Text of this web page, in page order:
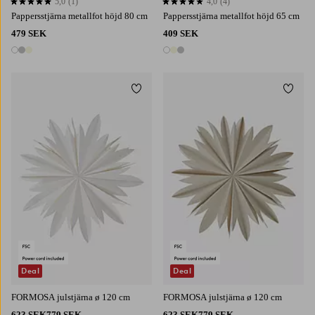
Pappersstjärna metallfot höjd 80 cm
479 SEK
3 färger
5,0 baserat på 1 st betyg
Pappersstjärna metallfot höjd 65 cm
409 SEK
3 färger
4,0 baserat på 4 st betyg
FORMOSA julstjärna ø 120 cm
Deal
Lägg till i favoriter
FORMOSA julstjärna ø 120 cm
Deal
Lägg